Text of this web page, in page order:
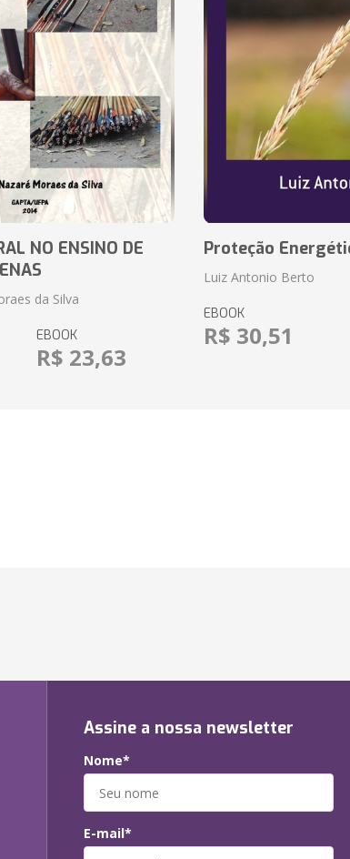
NO ENSINO DE
da Silva
EBOOK
R$ 23,63
Proteção
Luiz Antonio Berto
EBOOK
R$ 30,51
Assine a nossa newsletter
Nome*
E-mail*